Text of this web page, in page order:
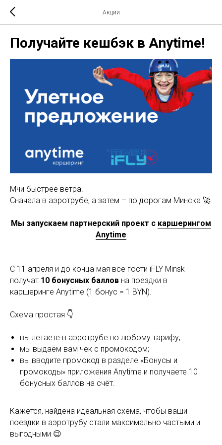
Акции
Получайте кешбэк в Anytime!
Мчи быстрее ветра!
Сначала в аэротрубе, а затем – по дорогам Минска 🚀
Мы запускаем партнерский проект с каршерингом
Anytime
С 11 апреля и до конца мая все гости iFLY Minsk
получат 10 бонусных баллов на поездки в
каршеринге Anytime (1 бонус = 1 BYN).
Схема простая 👇
вы летаете в аэротрубе по любому тарифу;
мы выдаём вам чек с промокодом;
вы вводите промокод в разделе «Бонусы и
промокоды» приложения Anytime и получаете 10
бонусных баллов на счёт.
Кажется, найдена идеальная схема, чтобы ваши
поездки в аэротрубу стали максимально частыми и
выгодными 😉